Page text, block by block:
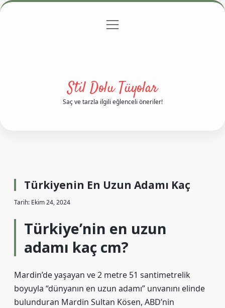
Gizlilik Politikası
menüyü
Stil Dolu Tüyolar
Saç ve tarzla ilgili eğlenceli öneriler!
Türkiyenin En Uzun Adamı Kaç
Tarih: Ekim 24, 2024
Türkiye’nin en uzun
adamı kaç cm?
Mardin’de yaşayan ve 2 metre 51 santimetrelik
boyuyla “dünyanın en uzun adamı” unvanını elinde
bulunduran Mardin Sultan Kösen, ABD’nin